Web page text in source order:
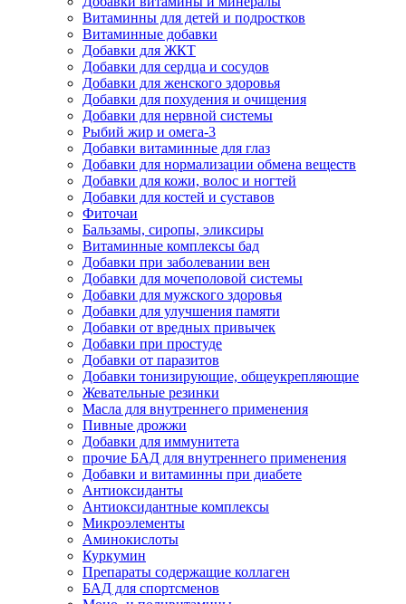
Витаминны для детей и подростков
Витаминные добавки
Добавки для ЖКТ
Добавки для сердца и сосудов
Добавки для женского здоровья
Добавки для похудения и очищения
Добавки для нервной системы
Рыбий жир и омега-3
Добавки витаминные для глаз
Добавки для нормализации обмена веществ
Добавки для кожи, волос и ногтей
Добавки для костей и суставов
Фиточаи
Бальзамы, сиропы, эликсиры
Витаминные комплексы бад
Добавки при заболевании вен
Добавки для мочеполовой системы
Добавки для мужского здоровья
Добавки для улучшения памяти
Добавки от вредных привычек
Добавки при простуде
Добавки от паразитов
Добавки тонизирующие, общеукрепляющие
Жевательные резинки
Масла для внутреннего применения
Пивные дрожжи
Добавки для иммунитета
прочие БАД для внутреннего применения
Добавки и витаминны при диабете
Антиоксиданты
Антиоксидантные комплексы
Микроэлементы
Аминокислоты
Куркумин
Препараты содержащие коллаген
БАД для спортсменов